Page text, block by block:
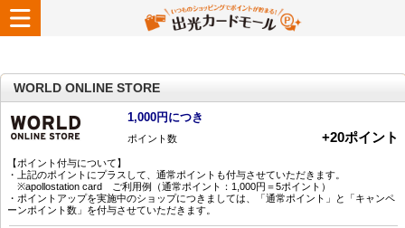
WORLD ONLINE STORE
1,000円につき
ポイント数 +20ポイント
【ポイント付与について】
・上記のポイントにプラスして、通常ポイントも付与させていただきます。
※apollostation card ご利用例（通常ポイント：1,000円＝5ポイント）
・ポイントアップを実施中のショップにつきましては、「通常ポイント」と「キャンペ
ーンポイント数」を付与させていただきます。